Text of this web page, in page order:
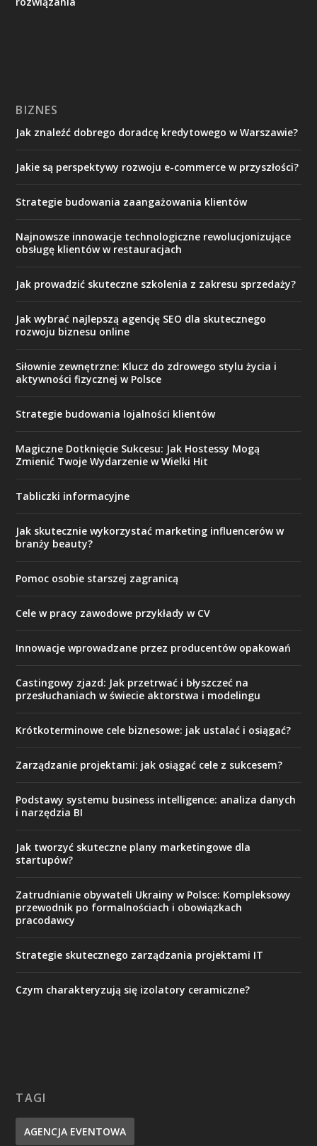
BIZNES
Jak znaleźć dobrego doradcę kredytowego w Warszawie?
Jakie są perspektywy rozwoju e-commerce w przyszłości?
Strategie budowania zaangażowania klientów
Najnowsze innowacje technologiczne rewolucjonizujące
obsługę klientów w restauracjach
Jak prowadzić skuteczne szkolenia z zakresu sprzedaży?
Jak wybrać najlepszą agencję SEO dla skutecznego
rozwoju biznesu online
Siłownie zewnętrzne: Klucz do zdrowego stylu życia i
aktywności fizycznej w Polsce
Strategie budowania lojalności klientów
Magiczne Dotknięcie Sukcesu: Jak Hostessy Mogą
Zmienić Twoje Wydarzenie w Wielki Hit
Tabliczki informacyjne
Jak skutecznie wykorzystać marketing influencerów w
branży beauty?
Pomoc osobie starszej zagranicą
Cele w pracy zawodowe przykłady w CV
Innowacje wprowadzane przez producentów opakowań
Castingowy zjazd: Jak przetrwać i błyszczeć na
przesłuchaniach w świecie aktorstwa i modelingu
Krótkoterminowe cele biznesowe: jak ustalać i osiągać?
Zarządzanie projektami: jak osiągać cele z sukcesem?
Podstawy systemu business intelligence: analiza danych
i narzędzia BI
Jak tworzyć skuteczne plany marketingowe dla
startupów?
Zatrudnianie obywateli Ukrainy w Polsce: Kompleksowy
przewodnik po formalnościach i obowiązkach
pracodawcy
Strategie skutecznego zarządzania projektami IT
Czym charakteryzują się izolatory ceramiczne?
TAGI
AGENCJA EVENTOWA